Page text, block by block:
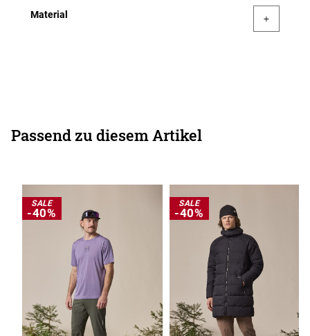
Material
Passend zu diesem Artikel
SALE
-40%
SALE
-40%